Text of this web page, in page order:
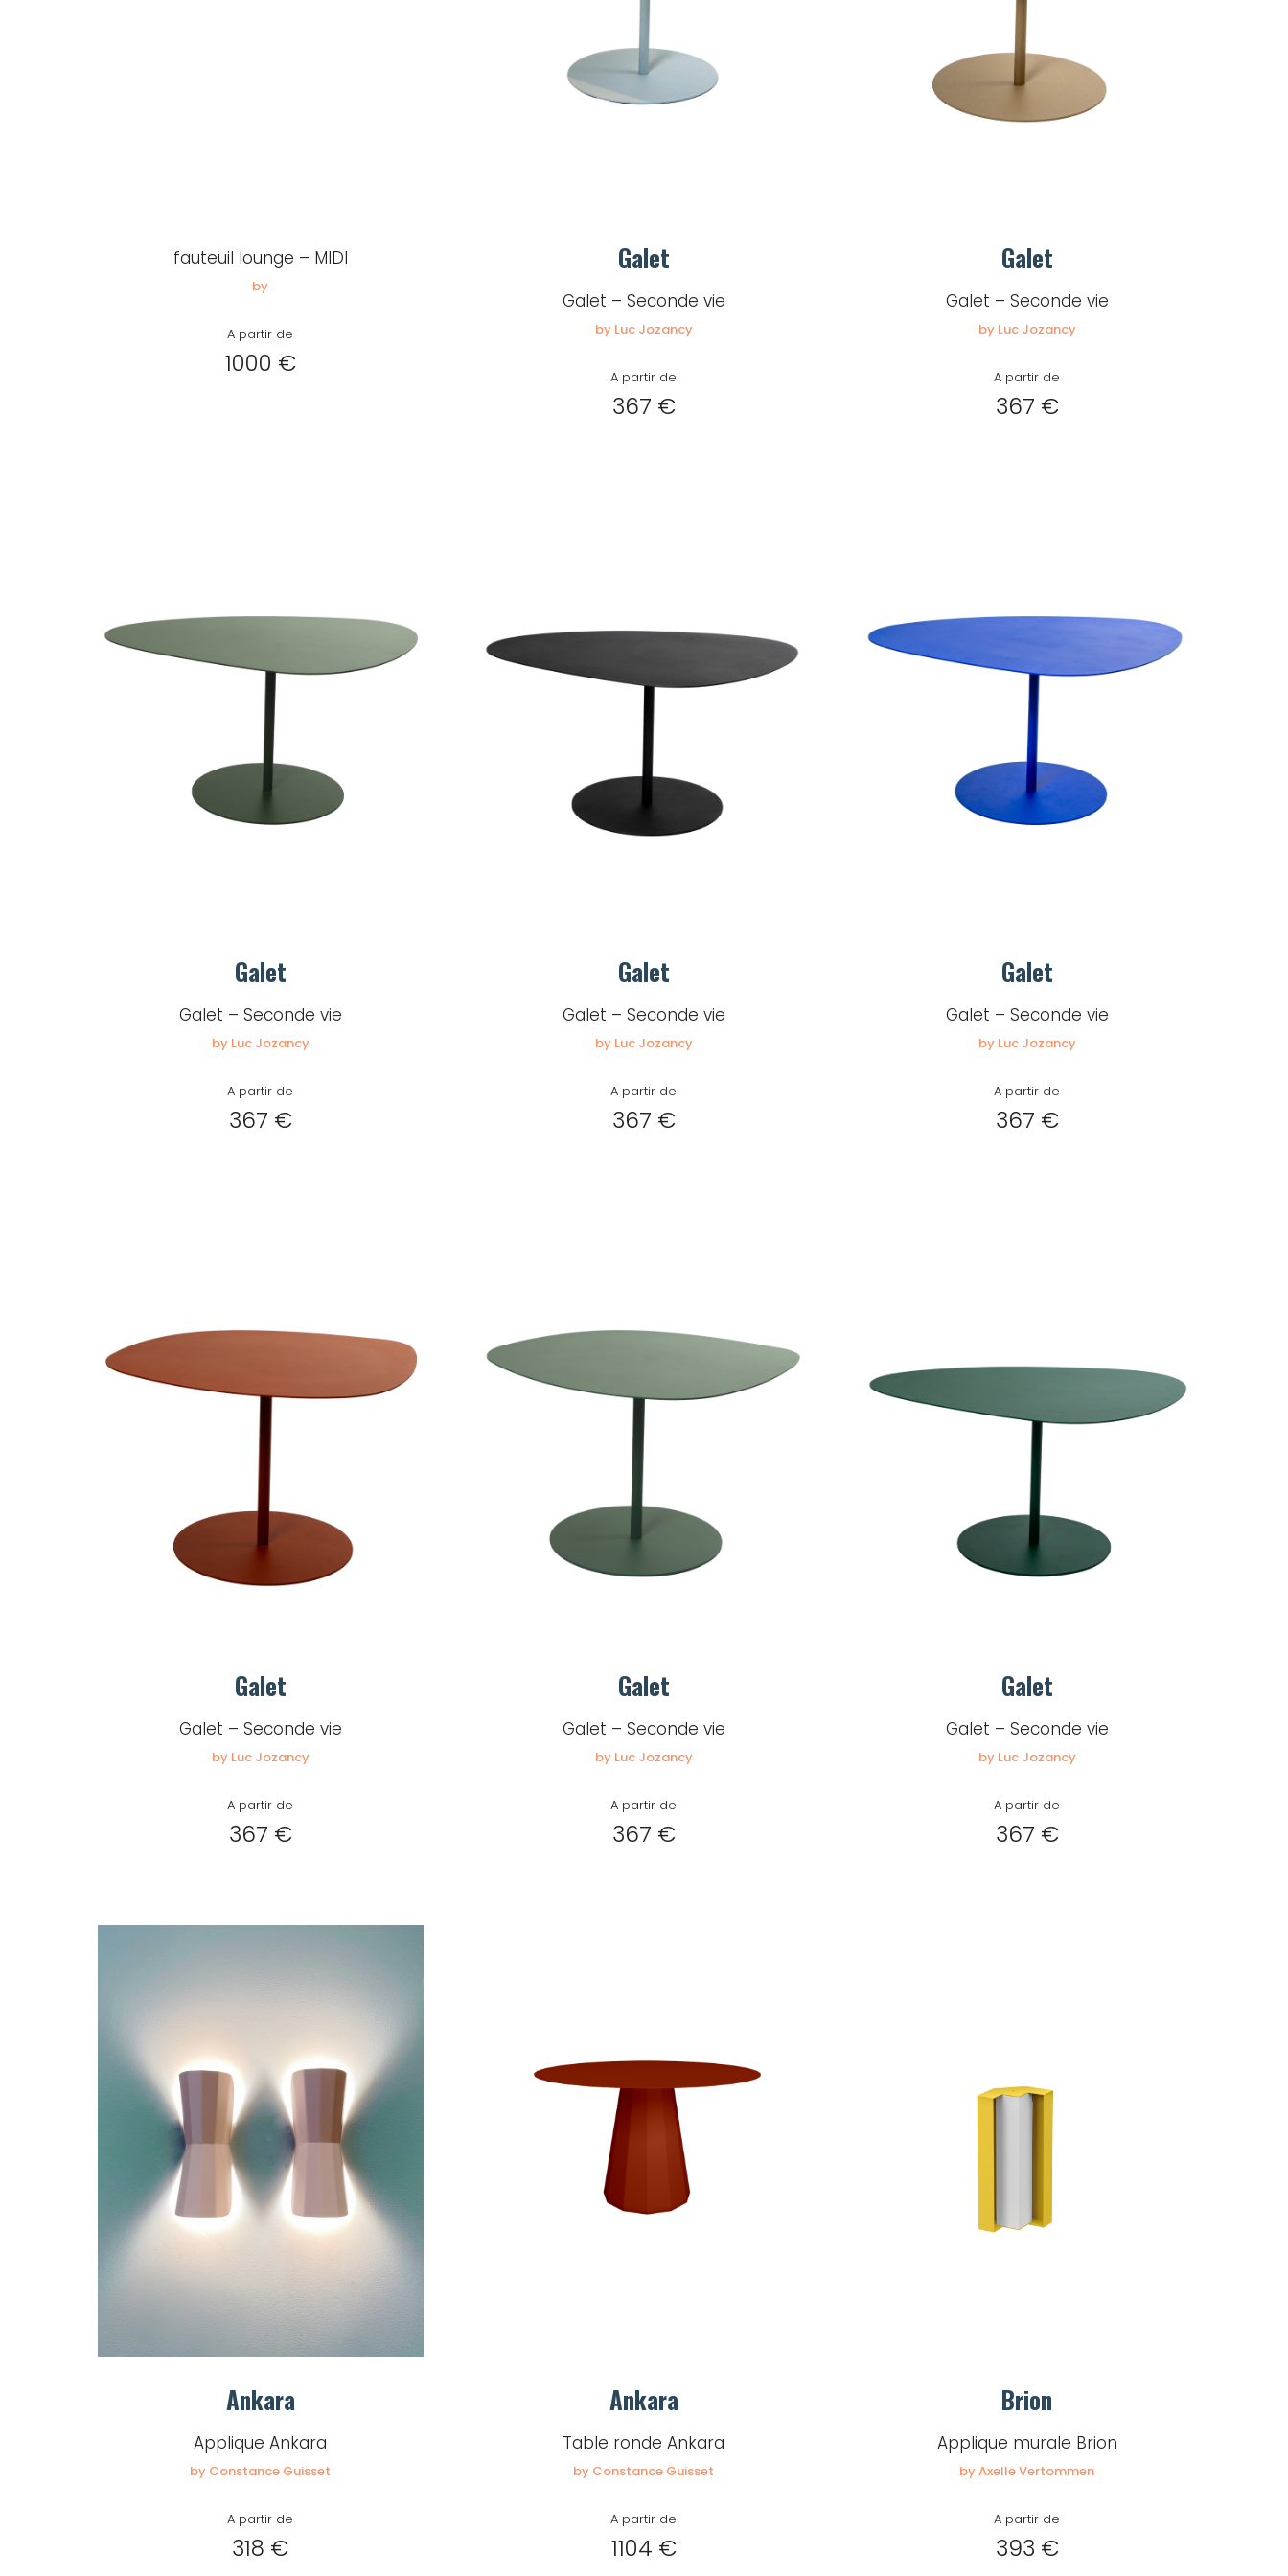
fauteuil lounge – MIDI
by
A partir de
1000 €
Galet
Galet – Seconde vie
by Luc Jozancy
A partir de
367 €
Galet
Galet – Seconde vie
by Luc Jozancy
A partir de
367 €
Galet
Galet – Seconde vie
by Luc Jozancy
A partir de
367 €
Galet
Galet – Seconde vie
by Luc Jozancy
A partir de
367 €
Galet
Galet – Seconde vie
by Luc Jozancy
A partir de
367 €
Galet
Galet – Seconde vie
by Luc Jozancy
A partir de
367 €
Galet
Galet – Seconde vie
by Luc Jozancy
A partir de
367 €
Galet
Galet – Seconde vie
by Luc Jozancy
A partir de
367 €
Ankara
Applique Ankara
by Constance Guisset
A partir de
318 €
Ankara
Table ronde Ankara
by Constance Guisset
A partir de
1104 €
Brion
Applique murale Brion
by Axelle Vertommen
A partir de
393 €